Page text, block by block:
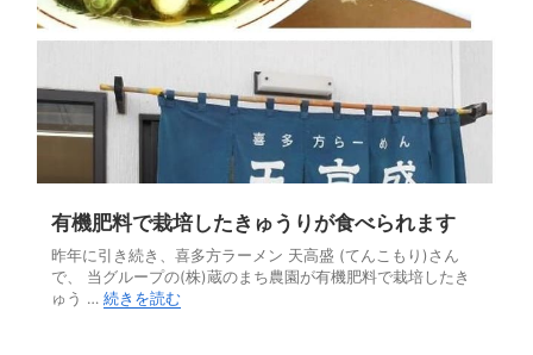
有機肥料で栽培したきゅうりが食べられます
昨年に引き続き、喜多方ラーメン 天高盛 (てんこもり)さん
で、 当グループの(株)蔵のまち農園が有機肥料で栽培したき
ゅう … 続きを読む